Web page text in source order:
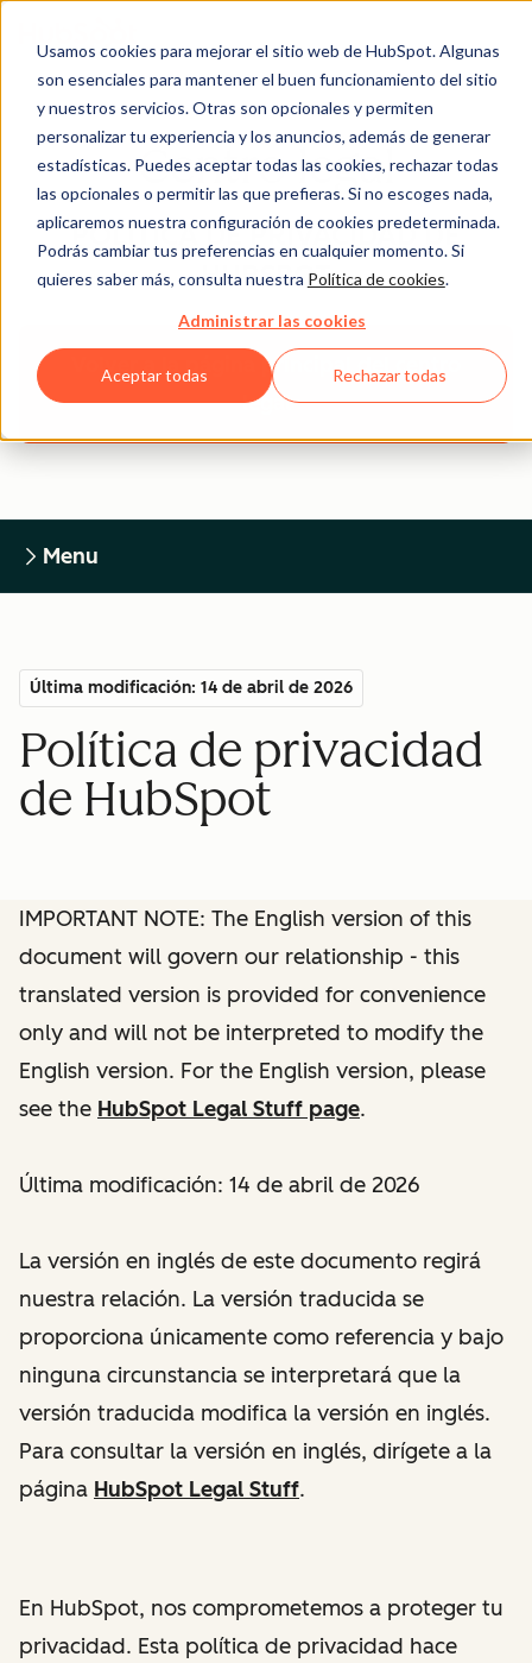
Usamos cookies para mejorar el sitio web de HubSpot. Algunas
son esenciales para mantener el buen funcionamiento del sitio
y nuestros servicios. Otras son opcionales y permiten
personalizar tu experiencia y los anuncios, además de generar
estadísticas. Puedes aceptar todas las cookies, rechazar todas
las opcionales o permitir las que prefieras. Si no escoges nada,
aplicaremos nuestra configuración de cookies predeterminada.
Podrás cambiar tus preferencias en cualquier momento. Si
quieres saber más, consulta nuestra Política de cookies.
Administrar las cookies
Aceptar todas Rechazar todas
Centro legal
POLÍTICA DE PRIVACIDAD DE
HUBSPOT
Volver a la página principal del centro
legal
Menu
Última modificación: 14 de abril de 2026
Política de privacidad
de HubSpot
IMPORTANT NOTE: The English version of this
document will govern our relationship - this
translated version is provided for convenience
only and will not be interpreted to modify the
English version. For the English version, please
see the HubSpot Legal Stuff page.
Última modificación: 14 de abril de 2026
La versión en inglés de este documento regirá
nuestra relación. La versión traducida se
proporciona únicamente como referencia y bajo
ninguna circunstancia se interpretará que la
versión traducida modifica la versión en inglés.
Para consultar la versión en inglés, dirígete a la
página HubSpot Legal Stuff.
En HubSpot, nos comprometemos a proteger tu
privacidad. Esta política de privacidad hace